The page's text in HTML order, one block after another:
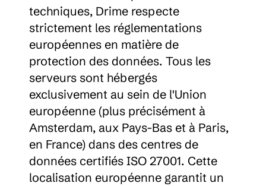
techniques, Drime respecte
strictement les réglementations
européennes en matière de
protection des données. Tous les
serveurs sont hébergés
exclusivement au sein de l'Union
européenne (plus précisément à
Amsterdam, aux Pays-Bas et à Paris,
en France) dans des centres de
données certifiés ISO 27001. Cette
localisation européenne garantit un